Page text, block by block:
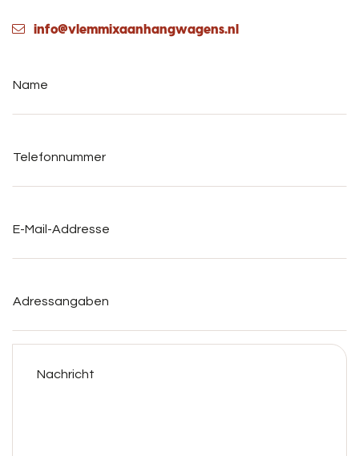
info@vlemmixaanhangwagens.nl
Addresse *